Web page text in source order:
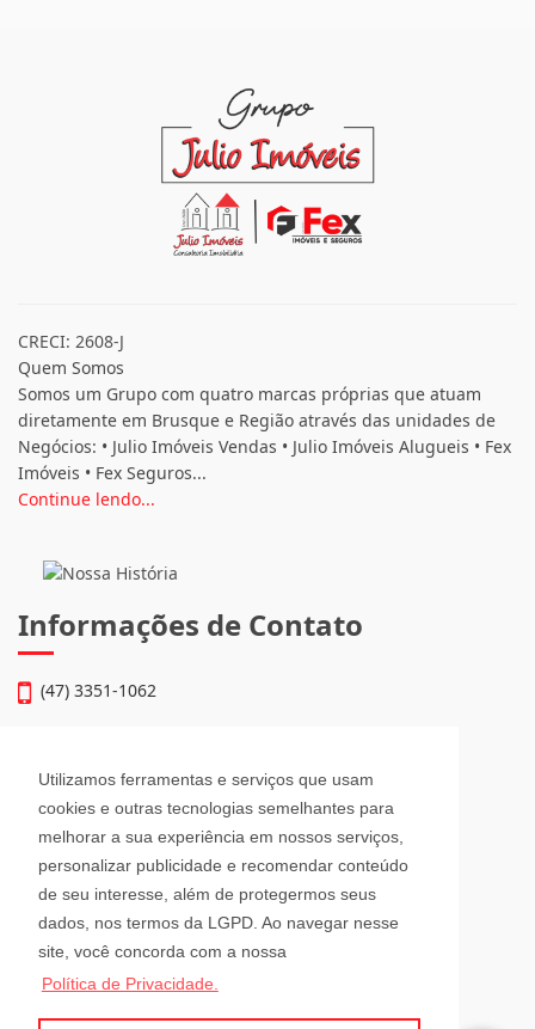
Utilizamos ferramentas e serviços que usam
cookies e outras tecnologias semelhantes para
melhorar a sua experiência em nossos serviços,
personalizar publicidade e recomendar conteúdo
de seu interesse, além de protegermos seus
dados, nos termos da LGPD. Ao navegar nesse
site, você concorda com a nossa
Política de Privacidade.
CRECI: 2608-J
Quem Somos
Somos um Grupo com quatro marcas próprias que atuam
diretamente em Brusque e Região através das unidades de
Negócios: • Julio Imóveis Vendas • Julio Imóveis Alugueis • Fex
Imóveis • Fex Seguros...
Continue lendo...
Informações de Contato
(47) 3351-1062
Avenida Hugo Schlösser, 69, Jardim Maluche
Brusque - Santa Catarina
CEP: 88354-300
Horário de Atendimento
Segunda a Sexta-Feira
08h00 - 12h00 e 13h30 - 18h00